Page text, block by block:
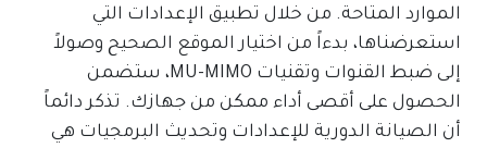
الموارد المتاحة. من خلال تطبيق الإعدادات التي
استعرضناها، بدءاً من اختيار الموقع الصحيح وصولاً
إلى ضبط القنوات وتقنيات MU-MIMO، ستضمن
الحصول على أقصى أداء ممكن من جهازك. تذكر دائماً
أن الصيانة الدورية للإعدادات وتحديث البرمجيات هي